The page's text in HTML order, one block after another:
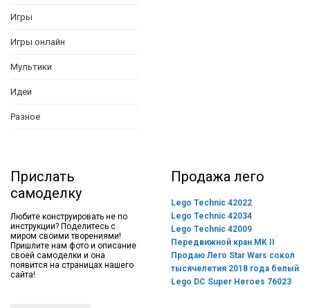
Игры
Игры онлайн
Мультики
Идеи
Разное
Прислать
самоделку
Любите конструировать не по
инструкции? Поделитесь с
миром своими творениями!
Пришлите нам фото и описание
своей самоделки и она
появится на страницах нашего
сайта!
Продажа лего
Lego Technic 42022
Lego Technic 42034
Lego Technic 42009
Передвижной кран MK II
Продаю Лего Star Wars сокол
тысячелетия 2018 года белый
Lego DC Super Heroes 76023